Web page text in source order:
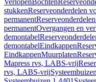
VerlopenBochten
stukkenReserveonderdelen
permanent
permanentOvergangen en
demontabel
demontabelEindkappen
EindkappenMuurplaten
Mapress rvs, LABS-vrij
rvs, LABS-vrij